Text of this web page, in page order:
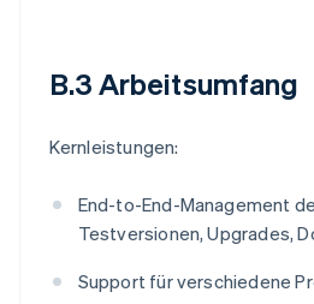
B.3 Arbeitsumfang
Kernleistungen:
End-to-End-Management
Testversionen, Upgrades,
Support für verschiedene